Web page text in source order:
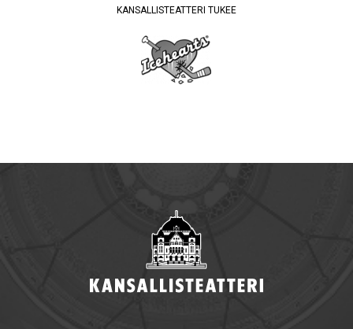
KANSALLISTEATTERI TUKEE